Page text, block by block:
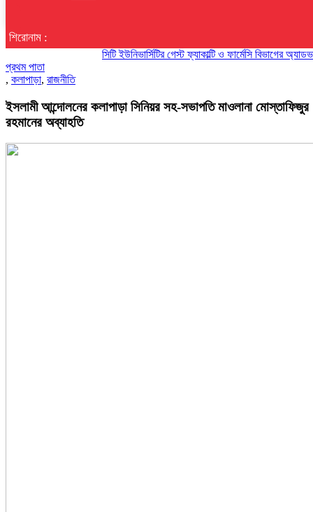
শিরোনাম :
সিটি ইউনিভার্সিটির গেস্ট ফ্যাকাল্টি ও ফার্মেসি বিভাগের
প্রথম পাতা
, কলাপাড়া, রাজনীতি
ইসলামী আন্দোলনের কলাপাড়া সিনিয়র সহ-সভাপতি মাওলানা মোস্তাফিজুর
রহমানের অব্যাহতি